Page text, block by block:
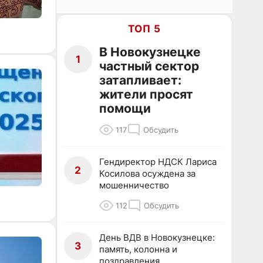
ТОП 5
1
В Новокузнецке
частный сектор
затапливает:
жители просят
помощи
117 Обсудить
2
Гендиректор НДСК Лариса
Косилова осуждена за
мошенничество
112 Обсудить
3
День ВДВ в Новокузнецке:
память, колонна и